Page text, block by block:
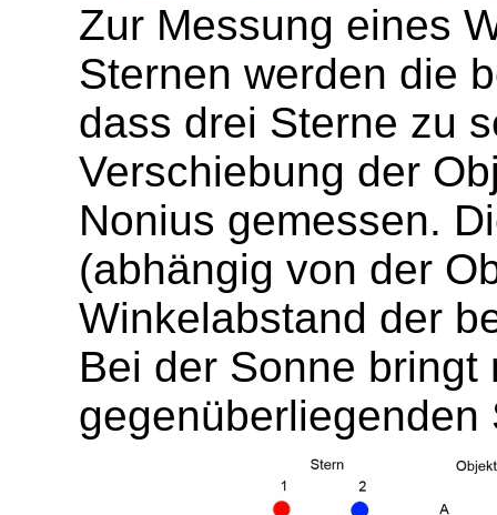
Zur Messung eines
Sternen werden die
dass drei Sterne zu
Verschiebung der
Nonius gemessen.
(abhängig von der
Winkelabstand der
Bei der Sonne